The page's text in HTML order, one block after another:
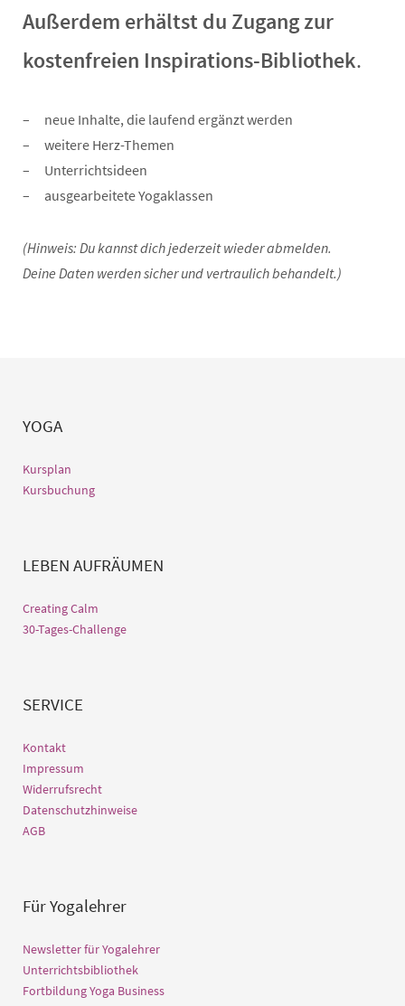
Außerdem erhältst du Zugang zur
kostenfreien Inspirations-Bibliothek.
neue Inhalte, die laufend ergänzt werden
weitere Herz-Themen
Unterrichtsideen
ausgearbeitete Yogaklassen
(Hinweis: Du kannst dich jederzeit wieder abmelden.
Deine Daten werden sicher und vertraulich behandelt.)
YOGA
Kursplan
Kursbuchung
LEBEN AUFRÄUMEN
Creating Calm
30-Tages-Challenge
SERVICE
Kontakt
Impressum
Widerrufsrecht
Datenschutzhinweise
AGB
Für Yogalehrer
Newsletter für Yogalehrer
Unterrichtsbibliothek
Fortbildung Yoga Business